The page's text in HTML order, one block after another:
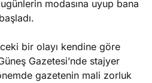
modasına uyup bana
bir olayı kendine göre
Gazetesi’nde stajyer
gazetenin mali zorluk